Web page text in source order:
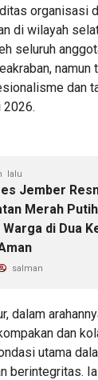
organisasi
di wilayah
seluruh
namun
dan
2026.
lalu
Jember
Merah
di Dua
salman
dalam
dan
utama
berintegritas.